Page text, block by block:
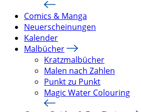
Comics & Manga
Neuerscheinungen
Kalender
Malbücher
Kratzmalbücher
Malen nach Zahlen
Punkt zu Punkt
Magic Water Colouring